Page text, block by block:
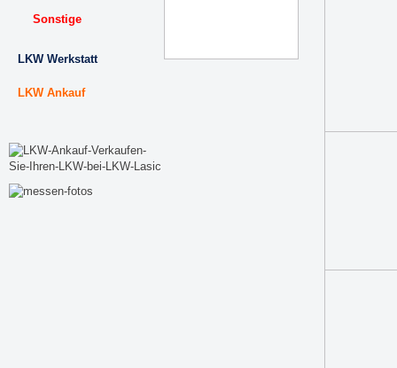
Sonstige
LKW Werkstatt
LKW Ankauf